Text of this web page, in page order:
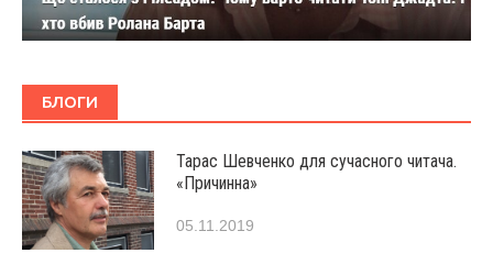
БЛОГИ
Тарас Шевченко для сучасного читача.
«Причинна»
05.11.2019